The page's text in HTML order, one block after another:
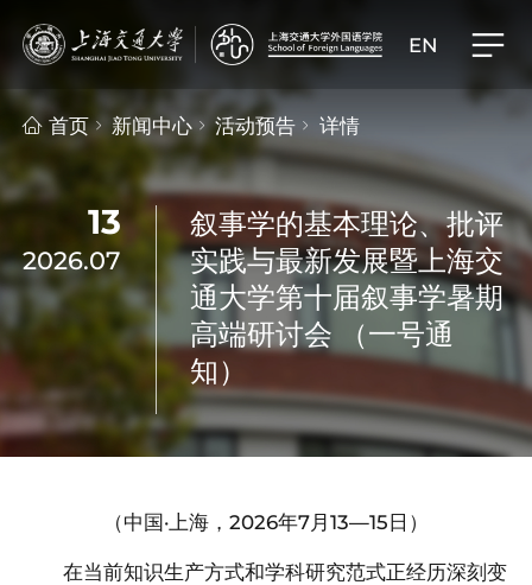
EN
首页 新闻中心 活动预告 详情
13
2026.07
叙事学的基本理论、批评
实践与最新发展暨上海交
通大学第十届叙事学暑期
高端研讨会 （一号通
知）
（中国·上海，2026年7月13—15日）
在当前知识生产方式和学科研究范式正经历深刻变